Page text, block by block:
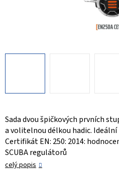
Sada dvou špičkových prvních
a volitelnou délkou hadic. Ideální
Certifikát EN: 250: 2014:
SCUBA regulátorů
celý popis